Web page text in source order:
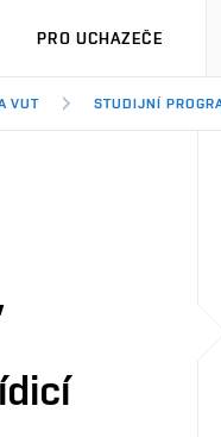
PRO UCHAZEČE
VUT STUDIJNÍ